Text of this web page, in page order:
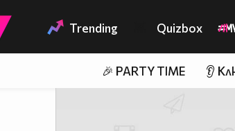
Trending Quizbox
🎉 PARTY TIME 👂